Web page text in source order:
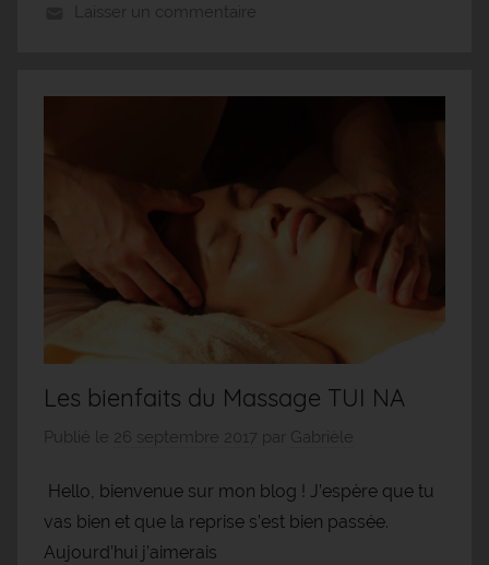
Laisser un commentaire
Les bienfaits du Massage TUI NA
Publié le 26 septembre 2017 par Gabrièle
Hello, bienvenue sur mon blog ! J’espère que tu
vas bien et que la reprise s’est bien passée.
Aujourd’hui j’aimerais